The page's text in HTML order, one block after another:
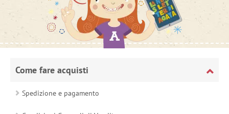
Come fare acquisti
Spedizione e pagamento